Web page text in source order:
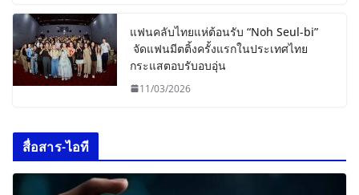
แฟนคลับไทยแห่ต้อนรับ “Noh Seul-bi”
จัดแฟนมีตติ้งครั้งแรกในประเทศไทย
กระแสตอบรับอบอุ่น
11/03/2026
สื่อสาร-ไอที